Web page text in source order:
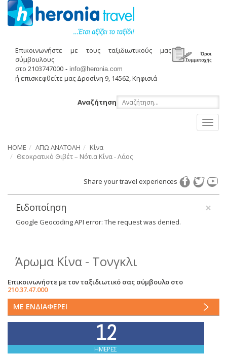
Επικοινωνήστε με τους ταξιδιωτικούς μας
σύμβουλους
στο 2103747000 - info@heronia.com
ή επισκεφθείτε μας Δροσίνη 9, 14562, Κηφισιά
Αναζήτηση
Toggle
HOME
ΑΠΩ ΑΝΑΤΟΛΗ
Κίνα
Θεοκρατικό Θιβέτ – Νότια Κίνα - Λάος
Share your travel experiences
×
Ειδοποίηση
Google Geocoding API error: The request was denied.
Άρωμα Κίνα - Τονγκλι
Επικοινωνήστε με τον ταξιδιωτικό σας σύμβουλο στο
210.37.47.000
ΜΕ ΕΝΔΙΑΦΕΡΕΙ
12
ΗΜΕΡΕΣ